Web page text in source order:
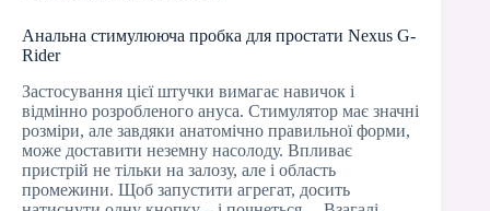
Анальна стимулююча пробка для простати Nexus G-
Rider
Застосування цієї штучки вимагає навичок і
відмінно розробленого ануса. Стимулятор має значні
розміри, але завдяки анатомічно правильної форми,
може доставити неземну насолоду. Впливає
пристрій не тільки на залозу, але і область
промежини. Щоб запустити агрегат, досить